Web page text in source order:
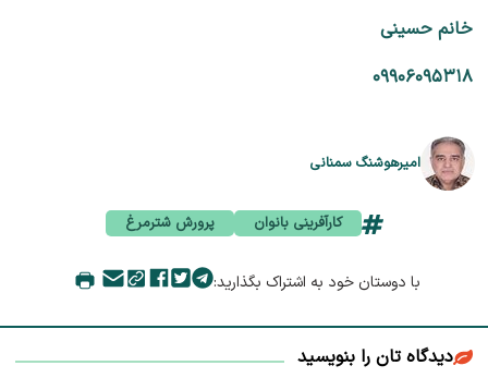
خانم حسینی
۰۹۹۰۶۰۹۵۳۱۸
امیرهوشنگ سمنانی
کارآفرینی بانوان پرورش شترمرغ
با دوستان خود به اشتراک بگذارید:
دیدگاه تان را بنویسید